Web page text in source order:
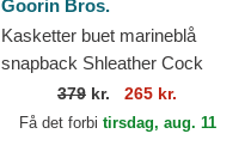
Goorin Bros.
Kasketter buet marineblå
snapback Shleather Cock
The Farm Goorin Bros.
379 kr. 265 kr.
Få det forbi tirsdag, aug. 11